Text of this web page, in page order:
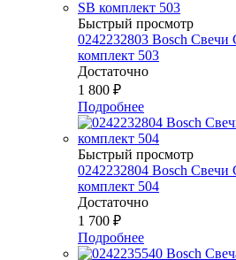
Быстрый просмотр
0242232803 Bosch
комплект 503
Достаточно
1 800 ₽
Подробнее
Быстрый просмотр
0242232804 Bosch
комплект 504
Достаточно
1 700 ₽
Подробнее